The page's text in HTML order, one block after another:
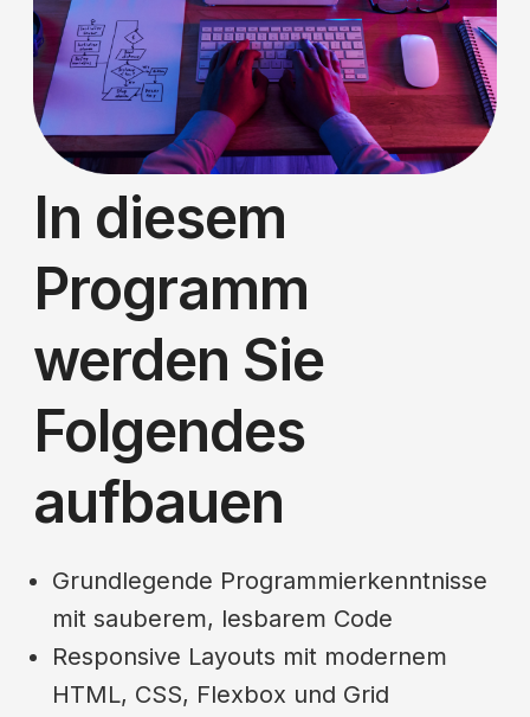
In diesem
Programm
werden Sie
Folgendes
aufbauen
Grundlegende Programmierkenntnisse
mit sauberem, lesbarem Code
Responsive Layouts mit modernem
HTML, CSS, Flexbox und Grid